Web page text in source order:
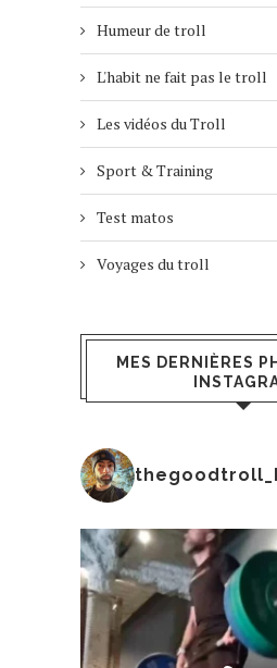
Humeur de troll
L'habit ne fait pas le troll
Les vidéos du Troll
Sport & Training
Test matos
Voyages du troll
MES DERNIÈRES